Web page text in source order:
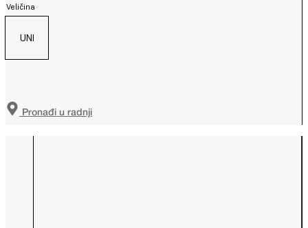
Veličina
UNI
Pronađi u radnji